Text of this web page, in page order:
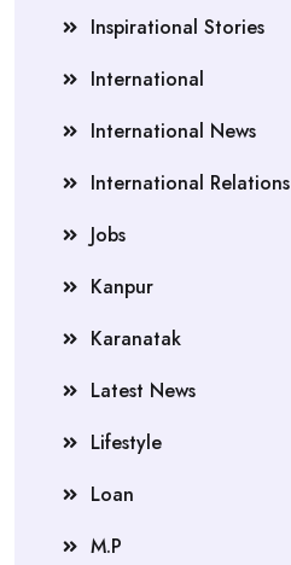
Inspirational Stories
International
International News
International Relations
Jobs
Kanpur
Karanatak
Latest News
Lifestyle
Loan
M.P